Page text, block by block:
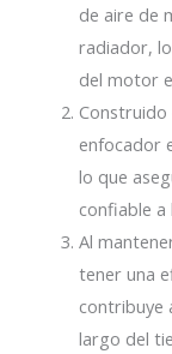
de aire de
radiador,
del motor
enfocador
lo que
confiable
Al
tener una
contribuye
largo del